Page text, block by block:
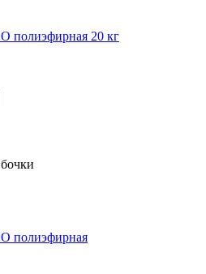
полиэфирная 20 кг
полиэфирная